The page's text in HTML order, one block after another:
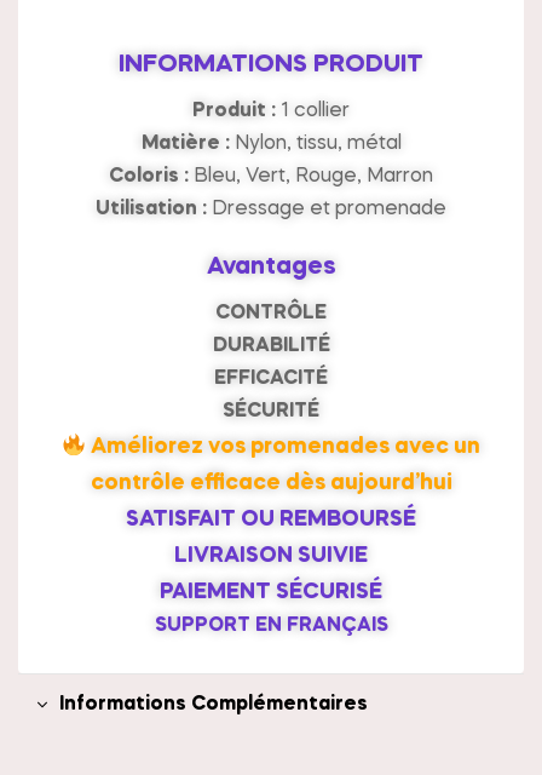
INFORMATIONS PRODUIT
Produit : 1 collier
Matière :Nylon, tissu, métal
Coloris : Bleu, Vert, Rouge, Marron
Utilisation : Dressage et promenade
Avantages
CONTRÔLE
DURABILITÉ
EFFICACITÉ
SÉCURITÉ
Améliorez vos promenades avec un
contrôle efficace dès aujourd’hui
SATISFAIT OU REMBOURSÉ
LIVRAISON SUIVIE
PAIEMENT SÉCURISÉ
SUPPORT EN FRANÇAIS
Informations Complémentaires